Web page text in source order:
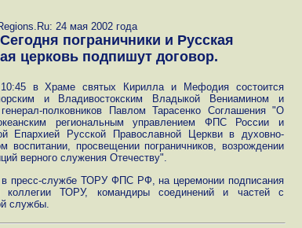
24 мая 2002 года
пограничники и Русская
церковь подпишут договор.
в Храме святых Кирилла и Мефодия состоится
и Владивостокским Владыкой Вениамином и
полковников Павлом Тарасенко Соглашения "О
региональным управлением ФПС России и
Епархией Русской Православной Церкви в духовно-
воспитании, просвещении пограничников, возрождении
верного служения Отечеству".
пресс-службе ТОРУ ФПС РФ, на церемонии подписания
коллегии ТОРУ, командиры соединений и частей с
службы.